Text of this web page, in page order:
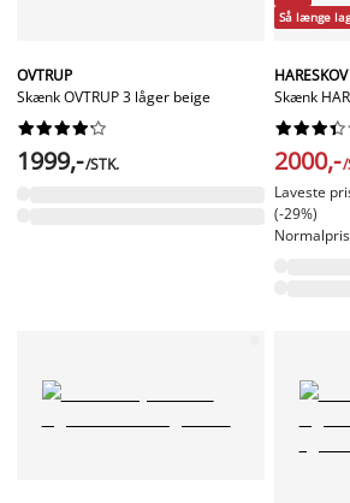
OVTRUP
Skænk OVTRUP 3 låger beige






1999,-/STK.
Så længe
HARESKOV
Skænk





2000,-/
Laveste
(-29%)